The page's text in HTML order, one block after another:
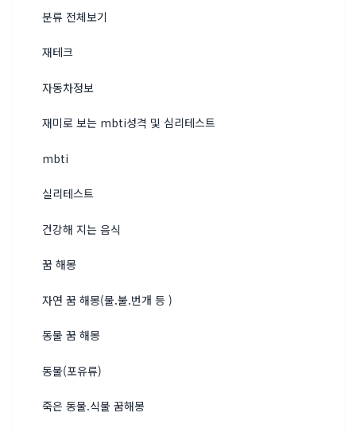
분류 전체보기
재테크
자동차정보
재미로 보는 mbti성격 및 심리테스트
mbti
실리테스트
건강해 지는 음식
꿈 해몽
자연 꿈 해몽(물.불.번개 등 )
동물 꿈 해몽
동물(포유류)
죽은 동물.식물 꿈해몽